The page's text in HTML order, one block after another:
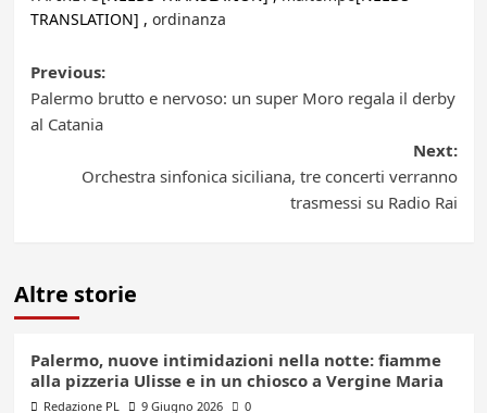
TRANSLATION] , ordinanza
Post
navigation
Previous:
Palermo brutto e nervoso: un super Moro regala il derby
al Catania
Next:
Orchestra sinfonica siciliana, tre concerti verranno
trasmessi su Radio Rai
Altre storie
Palermo, nuove intimidazioni nella notte: fiamme
alla pizzeria Ulisse e in un chiosco a Vergine Maria
Redazione PL 9 Giugno 2026 0